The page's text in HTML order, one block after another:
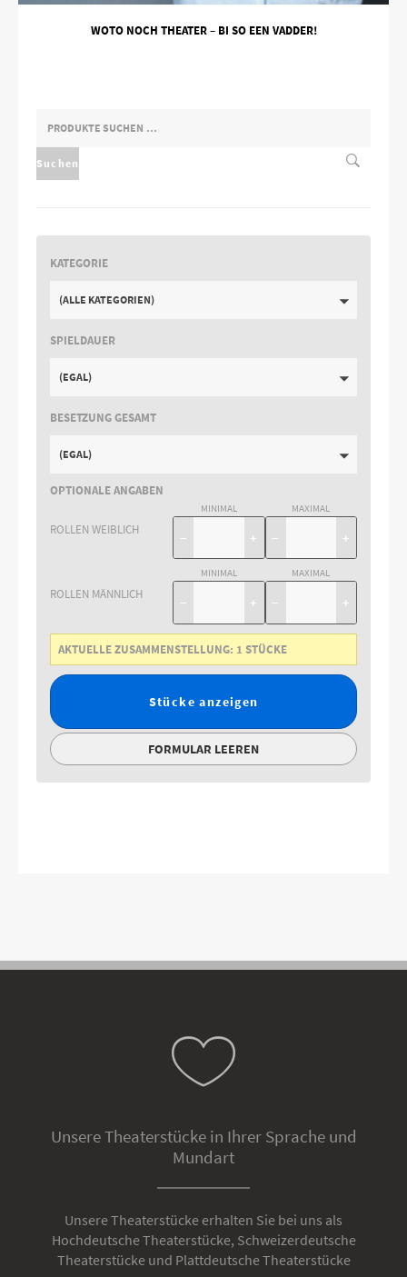
WOTO NOCH THEATER – BI SO EEN VADDER!
NACH:
Suchen
KATEGORIE
(ALLE KATEGORIEN)
SPIELDAUER
(EGAL)
BESETZUNG GESAMT
(EGAL)
OPTIONALE ANGABEN
ROLLEN WEIBLICH
MINIMAL
− +
MAXIMAL
− +
ROLLEN MÄNNLICH
MINIMAL
− +
MAXIMAL
− +
AKTUELLE ZUSAMMENSTELLUNG: 1 STÜCKE
Stücke anzeigen
FORMULAR LEEREN
Unsere Theaterstücke in Ihrer Sprache und
Mundart
Unsere Theaterstücke erhalten Sie bei uns als
Hochdeutsche Theaterstücke, Schweizerdeutsche
Theaterstücke und Plattdeutsche Theaterstücke